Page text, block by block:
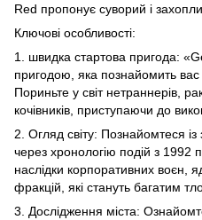
Red пропонує суворий і
Ключові особливості:
1. швидка стартова пригода:
пригодою, яка познайомить
Пориньте у світ нетраннерів,
кочівників, приступаючи до
2. Огляд світу: Познайомтеся
через хронологію подій з 1992
наслідки корпоративних воєн,
фракцій, які стануть багатим
3. Дослідження міста: